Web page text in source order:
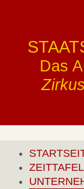
Das
ZEITTAFEL